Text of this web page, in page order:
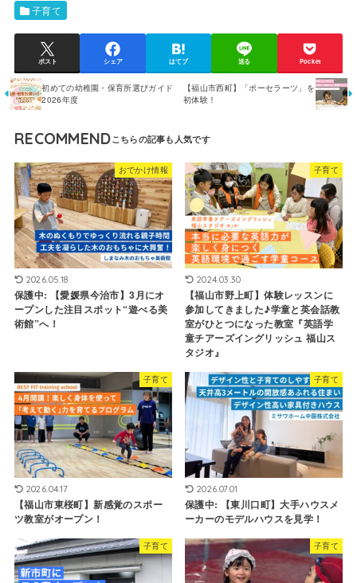
子育て
ポスト シェア はてブ 送る Pocket
初めての幼稚園・保育所選びガイド
2026年度
【福山市西町】「ポーセラーツ」を
初体験！
RECOMMEND
おでかけ情報
2026.05.18
保護中: 【愛媛県今治市】3月にオ
ープンした注目スポット“遊べる美
術館”へ！
子育て
2024.03.30
【福山市野上町】体験レッスンに
参加してきました♪学童と英会話教
室がひとつになった教室『英語学
童チアーズイングリッシュ 福山ス
タジオ』
子育て
2026.04.17
【福山市東桜町】新感覚のスポー
ツ教室がオープン！
子育て
2026.07.01
保護中: 【東川口町】大手ハウスメ
ーカーのモデルハウスを見学！
子育て 子育て